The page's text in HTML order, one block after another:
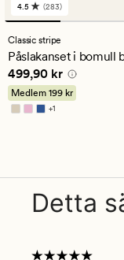
283
omdömen
med
ett
genomsnittligt
betyg
på
4.5
4.5 (283)
Classic stripe
Påslakanset i bomull
Pris 499,90 kr
499,90 kr
Medlem 199 kr
+1
Finns i fler färger
Detta